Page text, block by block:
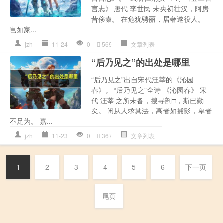
言志》 唐代 李世民 未央初壮汉，阿房
昔侈秦。 在危犹骋丽，居奢遂役人。
岂如家...
jzh 11-24 0 569 文章列表
“后乃见之”的出处是哪里
“后乃见之”出自宋代汪莘的《沁园
春》。 “后乃见之”全诗 《沁园春》 宋
代 汪莘 之所未备，搜寻剖□，斯已勤
矣。 闲从人求其法，高者如捕影，卑者
不足为。 嘉...
jzh 11-23 0 367 文章列表
1 2 3 4 5 6 下一页
尾页